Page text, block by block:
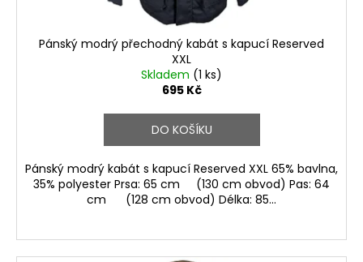
Pánský modrý přechodný kabát s kapucí Reserved
XXL
Skladem (1 ks)
695 Kč
DO KOŠÍKU
Pánský modrý kabát s kapucí Reserved XXL 65% bavlna,
35% polyester Prsa: 65 cm (130 cm obvod) Pas: 64
cm (128 cm obvod) Délka: 85...